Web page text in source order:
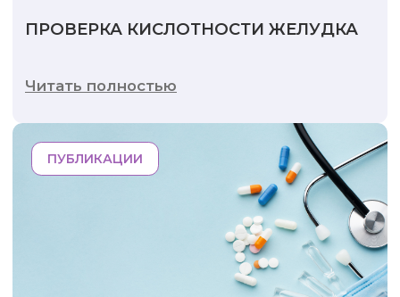
ПРОВЕРКА КИСЛОТНОСТИ ЖЕЛУДКА
Читать полностью
ПУБЛИКАЦИИ